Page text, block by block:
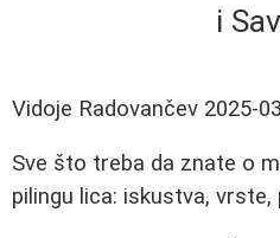
i
Vidoje Radovančev 2025-
Sve što treba da znate o
pilingu lica: iskustva,